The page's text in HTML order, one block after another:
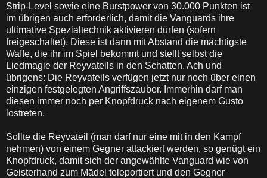
Strip-Level sowie eine Burstpower von 30.000 Punkten ist
im übrigen auch erforderlich, damit die Vanguards ihre
ultimative Spezialtechnik aktivieren dürfen (sofern
freigeschaltet). Diese ist dann mit Abstand die mächtigste
Waffe, die ihr im Spiel bekommt und stellt selbst die
Liedmagie der Reyvateils in den Schatten. Ach und
übrigens: Die Reyvateils verfügen jetzt nur noch über einen
einzigen festgelegten Angriffszauber. Immerhin darf man
diesen immer noch per Knopfdruck nach eigenem Gusto
lostreten.
Sollte die Reyvateil (man darf nur eine mit in den Kampf
nehmen) von einem Gegner attackiert werden, so genügt ein
Knopfdruck, damit sich der angewählte Vanguard wie von
Geisterhand zum Mädel teleportiert und den Gegner